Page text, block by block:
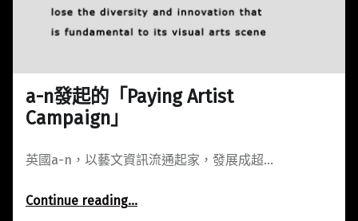
a-n發起的「Paying Artist
Campaign」
英國a-n，以藝文資訊流通起家，發展成超…
Continue reading“a-n發起的「Paying Artist Campaign」”
…